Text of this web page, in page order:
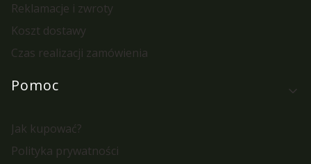
Reklamacje i zwroty
Koszt dostawy
Czas realizacji zamówienia
Pomoc
Jak kupować?
Polityka prywatności